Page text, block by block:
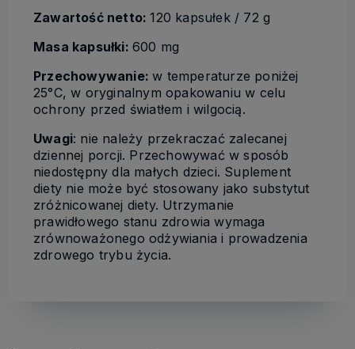
Zawartość netto:120 kapsułek / 72 g
Masa kapsułki: 600 mg
Przechowywanie:w temperaturze poniżej
25°C, w oryginalnym opakowaniu w celu
ochrony przed światłem i wilgocią.
Uwagi: nie należy przekraczać zalecanej
dziennej porcji. Przechowywać w sposób
niedostępny dla małych dzieci. Suplement
diety nie może być stosowany jako substytut
zróżnicowanej diety. Utrzymanie
prawidłowego stanu zdrowia wymaga
zrównoważonego odżywiania i prowadzenia
zdrowego trybu życia.